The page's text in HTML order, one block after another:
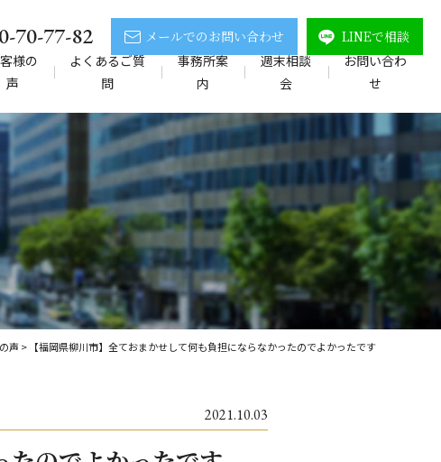
70-77-82 メールでのお問い合わせ
LINEで相談
様の
声
よくあるご質
問
事務所案
内
週末相談
会
お問い合わ
せ
声 > 【福岡県柳川市】全ておまかせして何も負担にならなかったのでよかったです
2021.10.03